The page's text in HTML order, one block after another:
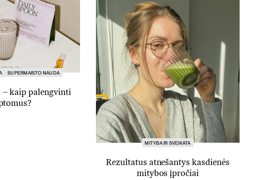
SUPERMAISTO NAUDA
kaip palengvinti
MITYBA IR SVEIKATA
Rezultatus atnešantys kasdienės
mitybos įpročiai